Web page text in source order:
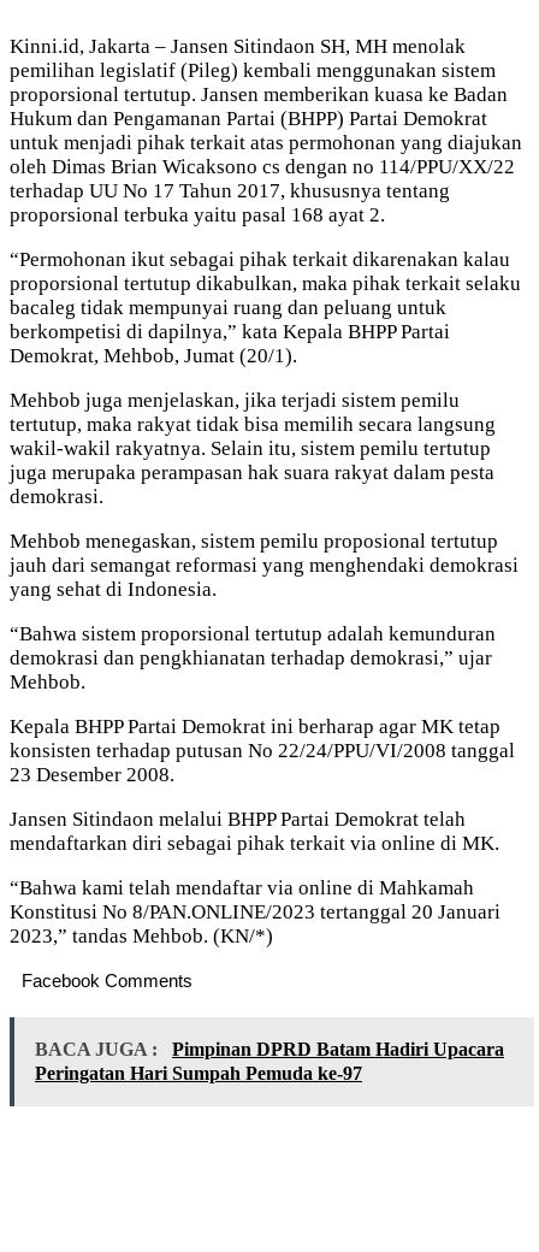
Kinni.id, Jakarta – Jansen Sitindaon SH, MH menolak
pemilihan legislatif (Pileg) kembali menggunakan sistem
proporsional tertutup. Jansen memberikan kuasa ke Badan
Hukum dan Pengamanan Partai (BHPP) Partai Demokrat
untuk menjadi pihak terkait atas permohonan yang diajukan
oleh Dimas Brian Wicaksono cs dengan no 114/PPU/XX/22
terhadap UU No 17 Tahun 2017, khususnya tentang
proporsional terbuka yaitu pasal 168 ayat 2.
“Permohonan ikut sebagai pihak terkait dikarenakan kalau
proporsional tertutup dikabulkan, maka pihak terkait selaku
bacaleg tidak mempunyai ruang dan peluang untuk
berkompetisi di dapilnya,” kata Kepala BHPP Partai
Demokrat, Mehbob, Jumat (20/1).
Mehbob juga menjelaskan, jika terjadi sistem pemilu
tertutup, maka rakyat tidak bisa memilih secara langsung
wakil-wakil rakyatnya. Selain itu, sistem pemilu tertutup
juga merupaka perampasan hak suara rakyat dalam pesta
demokrasi.
Mehbob menegaskan, sistem pemilu proposional tertutup
jauh dari semangat reformasi yang menghendaki demokrasi
yang sehat di Indonesia.
“Bahwa sistem proporsional tertutup adalah kemunduran
demokrasi dan pengkhianatan terhadap demokrasi,” ujar
Mehbob.
Kepala BHPP Partai Demokrat ini berharap agar MK tetap
konsisten terhadap putusan No 22/24/PPU/VI/2008 tanggal
23 Desember 2008.
Jansen Sitindaon melalui BHPP Partai Demokrat telah
mendaftarkan diri sebagai pihak terkait via online di MK.
“Bahwa kami telah mendaftar via online di Mahkamah
Konstitusi No 8/PAN.ONLINE/2023 tertanggal 20 Januari
2023,” tandas Mehbob. (KN/*)
Facebook Comments
BACA JUGA :
Pimpinan DPRD Batam Hadiri Upacara
Peringatan Hari Sumpah Pemuda ke-97